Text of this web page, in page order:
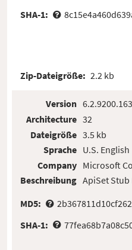
SHA-1:
Zip-Dateigröße: 2.2 kb
Version
Architecture
Dateigröße
Sprache
Company
Beschreibung
32
3.5 kb
U.S. English
Microsoft
ApiSet Stub
MD5:
SHA-1: